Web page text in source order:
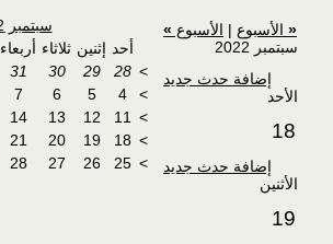
« الأسبوع | الأسبوع »
سبتمبر 2022
إضافة حدث جديد
الأحد
18
إضافة حدث جديد
الأثنين
19
سبتمبر 2022
أحد إثنين ثلاثاء أربعاء
>
28
29
30
31
>
4
5
6
7
>
11
12
13
14
>
18
19
20
21
>
25
26
27
28